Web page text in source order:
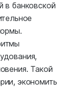
в банковской
Такой
экономить